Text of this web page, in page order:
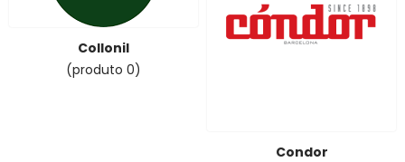
Collonil
(produto 0)
Condor